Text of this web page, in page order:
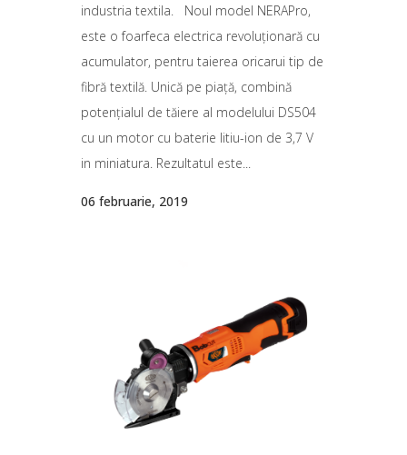
industria textila. Noul model NERAPro,
este o foarfeca electrica revoluționară cu
acumulator, pentru taierea oricarui tip de
fibră textilă. Unică pe piață, combină
potențialul de tăiere al modelului DS504
cu un motor cu baterie litiu-ion de 3,7 V
in miniatura. Rezultatul este...
06 februarie, 2019